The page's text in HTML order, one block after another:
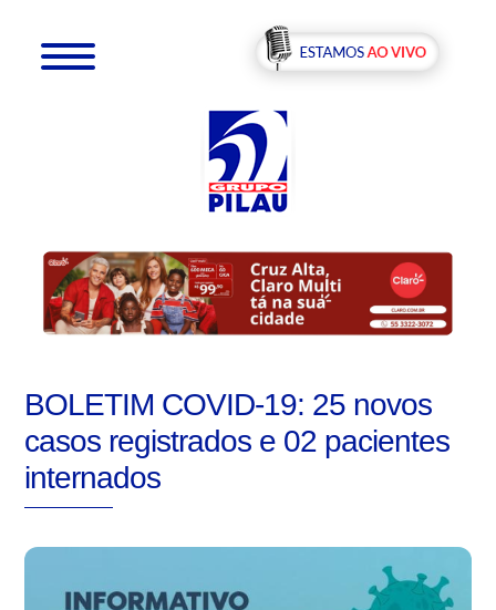
BOLETIM COVID-19: 25 novos
casos registrados e 02 pacientes
internados